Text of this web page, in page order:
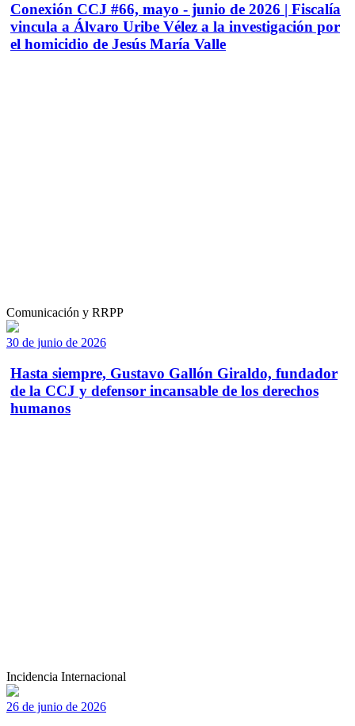
Conexión CCJ #66, mayo - junio de 2026 | Fiscalía
vincula a Álvaro Uribe Vélez a la investigación por
el homicidio de Jesús María Valle
Comunicación y RRPP
30 de junio de 2026
Hasta siempre, Gustavo Gallón Giraldo, fundador
de la CCJ y defensor incansable de los derechos
humanos
Incidencia Internacional
26 de junio de 2026